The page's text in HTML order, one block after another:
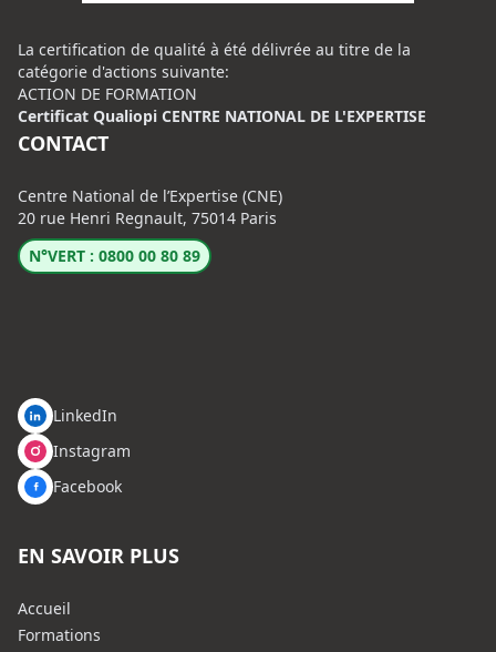
La certification de qualité à été délivrée au titre de la
catégorie d'actions suivante:
ACTION DE FORMATION
Certificat Qualiopi CENTRE NATIONAL DE L'EXPERTISE
CONTACT
Centre National de l’Expertise (CNE)
20 rue Henri Regnault, 75014 Paris
N°VERT : 0800 00 80 89
LinkedIn
Instagram
Facebook
EN SAVOIR PLUS
Accueil
Formations